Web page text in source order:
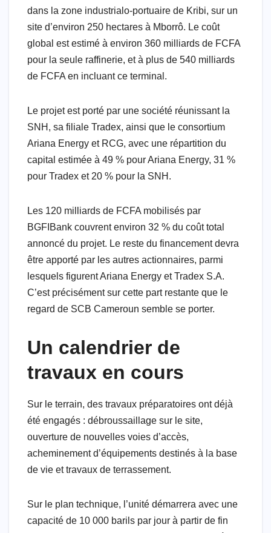
dans la zone industrialo-portuaire de Kribi, sur un
site d’environ 250 hectares à Mborrô. Le coût
global est estimé à environ 360 milliards de FCFA
pour la seule raffinerie, et à plus de 540 milliards
de FCFA en incluant ce terminal.
Le projet est porté par une société réunissant la
SNH, sa filiale Tradex, ainsi que le consortium
Ariana Energy et RCG, avec une répartition du
capital estimée à 49 % pour Ariana Energy, 31 %
pour Tradex et 20 % pour la SNH.
Les 120 milliards de FCFA mobilisés par
BGFIBank couvrent environ 32 % du coût total
annoncé du projet. Le reste du financement devra
être apporté par les autres actionnaires, parmi
lesquels figurent Ariana Energy et Tradex S.A.
C’est précisément sur cette part restante que le
regard de SCB Cameroun semble se porter.
Un calendrier de
travaux en cours
Sur le terrain, des travaux préparatoires ont déjà
été engagés : débroussaillage sur le site,
ouverture de nouvelles voies d’accès,
acheminement d’équipements destinés à la base
de vie et travaux de terrassement.
Sur le plan technique, l’unité démarrera avec une
capacité de 10 000 barils par jour à partir de fin